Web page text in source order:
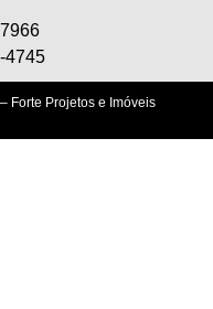
4745
Forte Projetos e Imóveis